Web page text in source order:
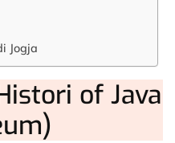
Jogja
of Java